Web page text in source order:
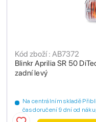
Blinkr Aprilia SR 50
zadní levý
Kód zboží : AB7372
Na centrálním skladě
čas doručení 9 dní od